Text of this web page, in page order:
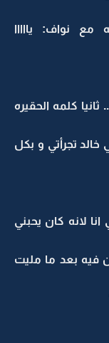
نواف: يااااا
كلمه الحقيره
تجرأتي و بكل
لانه كان يحبني
فيه بعد ما مليت